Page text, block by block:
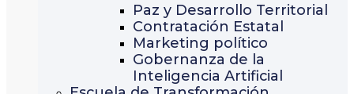
Paz y Desarrollo Territorial
Contratación Estatal
Marketing político
Gobernanza de la
Inteligencia Artificial